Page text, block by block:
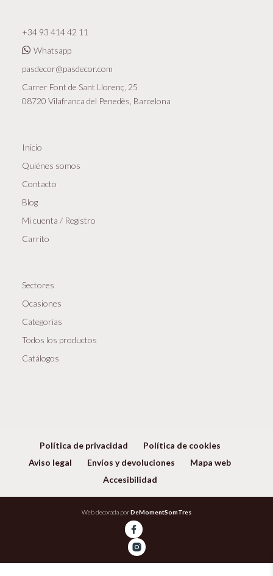
+34 93 414 42 11
Whatsapp
pasdecor@pasdecor.com
Carrer Font de Sant Llorenç, 25
08720 Vilafranca del Penedès, Barcelona
Inicio
Quiénes somos
Contacto
Blog
Mi cuenta / Registro
Carrito
Sectores
Ocasiones
Categorias
Todos los productos
Catálogos
Política de privacidad
Política de cookies
Aviso legal
Envíos y devoluciones
Mapa web
Accesibilidad
Web decorada porDeMomentSomTres